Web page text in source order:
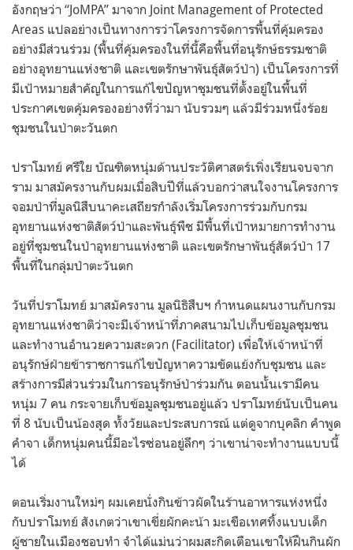
อังกฤษว่า “JoMPA” มาจาก Joint Management of Protected
Areas แปลอย่างเป็นทางการว่าโครงการจัดการพื้นที่คุ้มครอง
อย่างมีส่วนร่วม (พื้นที่คุ้มครองในที่นี้คือพื้นที่อนุรักษ์ธรรมชาติ
อย่างอุทยานแห่งชาติ และเขตรักษาพันธุ์สัตว์ป่า) เป็นโครงการที่
มีเป้าหมายสำคัญในการแก้ไขปัญหาชุมชนที่ตั้งอยู่ในพื้นที่
ประกาศเขตคุ้มครองอย่างที่ว่ามา นับรวมๆ แล้วมีร่วมหนึ่งร้อย
ชุมชนในป่าตะวันตก
ปราโมทย์ ศรีใย บัณฑิตหนุ่มด้านประวัติศาสตร์เพิ่งเรียนจบจาก
ราม มาสมัครงานกับผมเมื่อสิบปีที่แล้วบอกว่าสนใจงานโครงการ
จอมป่าที่มูลนิสืบนาคะเสถียรกำลังเริ่มโครงการร่วมกับกรม
อุทยานแห่งชาติสัตว์ป่าและพันธุ์พืช มีพื้นที่เป้าหมายการทำงาน
อยู่ที่ชุมชนในป่าอุทยานแห่งชาติ และเขตรักษาพันธุ์สัตว์ป่า 17
พื้นที่ในกลุ่มป่าตะวันตก
วันที่ปราโมทย์ มาสมัครงาน มูลนิธิสืบฯ กำหนดแผนงานกับกรม
อุทยานแห่งชาติว่าจะมีเจ้าหน้าที่ภาคสนามไปเก็บข้อมูลชุมชน
และทำงานอำนวยความสะดวก (Facilitator) เพื่อให้เจ้าหน้าที่
อนุรักษ์ฝ่ายข้าราชการแก้ไขปัญหาความขัดแย้งกับชุมชน และ
สร้างการมีส่วนร่วมในการอนุรักษ์ป่าร่วมกัน ตอนนั้นเรามีคน
หนุ่ม 7 คน กระจายเก็บข้อมูลชุมชนอยู่แล้ว ปราโมทย์นับเป็นคน
ที่ 8 นับเป็นน้องสุด ทั้งวัยและประสบการณ์ แต่ดูจากบุคลิก คำพูด
คำจา เด็กหนุ่มคนนี้มีอะไรซ่อนอยู่ลึกๆ ว่าเขาน่าจะทำงานแบบนี้
ได้
ตอนเริ่มงานใหม่ๆ ผมเคยนั่งกินข้าวผัดในร้านอาหารแห่งหนึ่ง
กับปราโมทย์ สังเกตว่าเขาเขี่ยผักคะน้า มะเขือเทศทิ้งแบบเด็ก
ผู้ชายในเมืองชอบทำ จำได้แม่นว่าผมสะกิดเตือนเขาให้ฝืนกินผัก